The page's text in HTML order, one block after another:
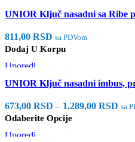
Brzi pregled
UNIOR Ključ nasadni sa Ribe
811,00 RSD sa PDVom
Dodaj U Korpu
Uporedi
Brzi pregled
UNIOR Ključ nasadni imbus,
673,00 RSD – 1.289,00 RSD sa
Odaberite Opcije
Uporedi